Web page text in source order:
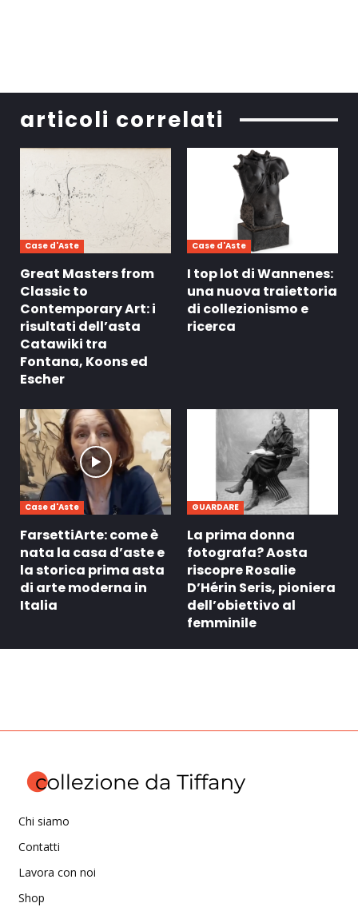
articoli correlati
Case d'Aste
Great Masters from
Classic to
Contemporary Art: i
risultati dell’asta
Catawiki tra
Fontana, Koons ed
Escher
Case d'Aste
I top lot di Wannenes:
una nuova traiettoria
di collezionismo e
ricerca
Case d'Aste
FarsettiArte: come è
nata la casa d’aste e
la storica prima asta
di arte moderna in
Italia
GUARDARE
La prima donna
fotografa? Aosta
riscopre Rosalie
D’Hérin Seris, pioniera
dell’obiettivo al
femminile
Chi siamo
Contatti
Lavora con noi
Shop